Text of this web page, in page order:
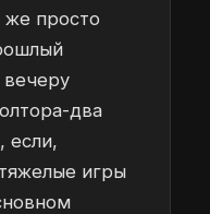
же просто
два
если,
игры